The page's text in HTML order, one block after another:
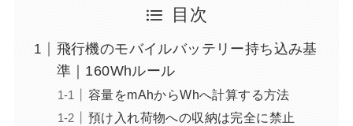
目次
飛行機のモバイルバッテリー持ち込み基
準｜160Whルール
容量をmAhからWhへ計算する方法
預け入れ荷物への収納は完全に禁止